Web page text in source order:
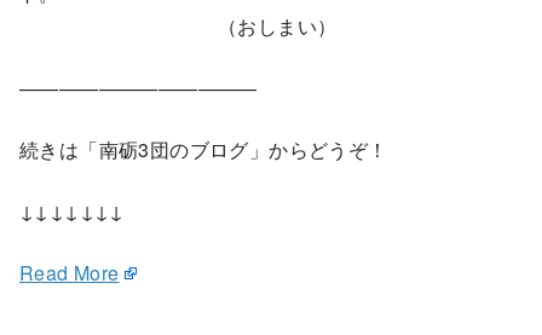
（おしまい）
————————————
続きは「南砺3団のブログ」からどうぞ！
↓↓↓↓↓↓↓
Read More